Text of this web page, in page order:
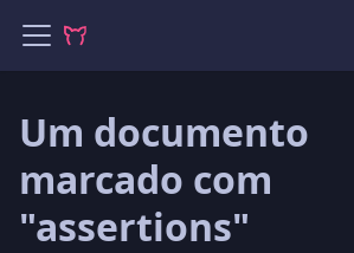
Um documento
marcado com
"assertions"